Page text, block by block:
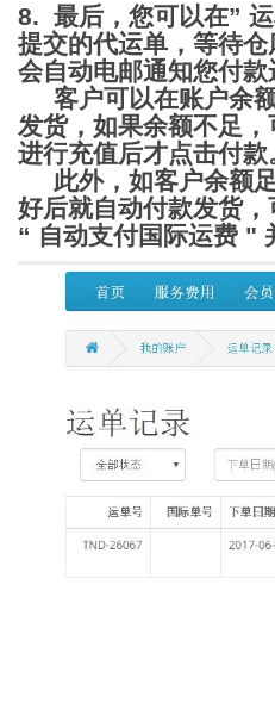
8. 最后，您可以在”
提交的代运单，等待
会自动电邮通知您付款
客户可以在账户余
发货，如果余额不足
进行充值后才点击付款
此外，如客户余额
好后就自动付款发货
“ 自动支付国际运费 "